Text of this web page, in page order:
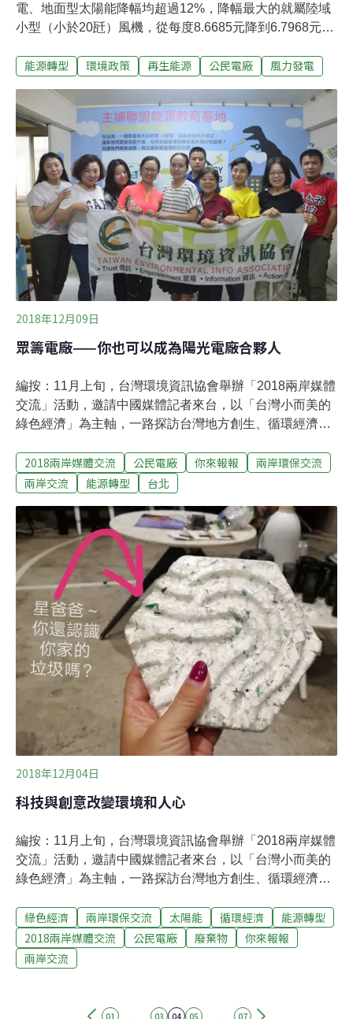
電、地面型太陽能降幅均超過12%，降幅最大的就屬陸域
小型（小於20瓩）風機，從每度8.6685元降到6.7968元，
降到20瓩，超過20瓩就屬大型風機，費率掉到每度2.5124
果，並非刻意打壓小風機，不過業者與民間團體仍然認
為，小風機費率調降將不利分散式發電與社區公民電廠的
發展。分散式運用資源 社區公民電場憂小風機費率降針對
小風機費率大降，經濟部提出兩個理由，一是不鼓勵小風
機群聚效應，二是國際陸域風電趨勢不再區分容量大小。
能源轉型 環境政策 再生能源 公民電廠 風力發電
2018年12月09日
眾籌電廠——你也可以成為陽光電廠合夥人
編按：11月上旬，台灣環境資訊協會舉辦「2018兩岸媒體
交流」活動，邀請中國媒體記者來台，以「台灣小而美的
綠色經濟」為主軸，一路探訪台灣地方創生、循環經濟及
邀請中國媒體記者，以中國、媒體人的視角，來看台灣小
而美的綠色經濟案例，對照兩岸能源、減廢、在地發展的
由最南端的高雄經屏東、南投、新竹至台北、新北，一路
遊學「台灣小而美的綠色經濟」。其中，不僅有從社區營
造出發推動的里山生態旅遊和籃城書房社區文化項目，也
有台大城鄉所聯合茶農以「流域治理」為理念掀起的「藍
鵲茶革命」，以及「綠能玻璃」、「廢棄物再設計」、
「循環杯租賃」等不同場域的循環經濟案例。而台灣近年
所湧現出的一批致力於能源轉型的社會企業，更是我們此
行參訪的重點。「綠電生產合作社」由主婦聯盟一群媽媽
於2016年10月成立，是全台第一個以生產再生
2018兩岸媒體交流 公民電廠 你來報報
兩岸環保交流
兩岸交流
能源轉型 台北
2018年12月04日
科技與創意改變環境和人心
編按：11月上旬，台灣環境資訊協會舉辦「2018兩岸媒體
交流」活動，邀請中國媒體記者來台，以「台灣小而美的
綠色經濟」為主軸，一路探訪台灣地方創生、循環經濟及
邀請中國媒體記者，以中國、媒體人的視角，來看台灣小
而美的綠色經濟案例，對照兩岸能源、減廢、在地發展的
異同。綠色經濟，公民電力（5）【行程流水帳】今天拜
訪的三家單位都有點意思。第一家「一人一千瓦」，第二
運用設計力量賦予垃圾新生，腦洞大開創新改變生活。和
綠色經濟 兩岸環保交流 太陽能 循環經濟
能源轉型
2018兩岸媒體交流
公民電廠 廢棄物
你來報報
兩岸交流
01 ...... 03 04 05 ...... 07